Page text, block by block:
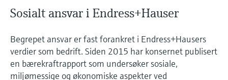
Sosialt ansvar i Endress+Hauser
Begrepet ansvar er fast forankret i Endress+Hausers
verdier som bedrift. Siden 2015 har konsernet publisert
en bærekraftrapport som undersøker sosiale,
miljømessige og økonomiske aspekter ved